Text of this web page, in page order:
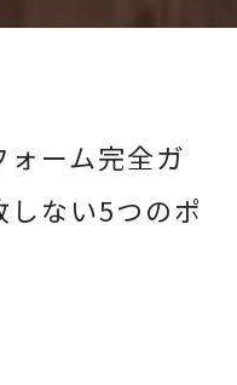
ォーム完全ガ
ない5つのポ